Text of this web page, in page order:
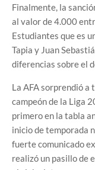
Finalmente, la
al valor de 4.000
Estudiantes que es
Tapia y Juan
diferencias sobre el
La AFA sorprendió a
campeón de la Liga
primero en la tabla
inicio de temporada
fuerte comunicado
realizó un pasillo de